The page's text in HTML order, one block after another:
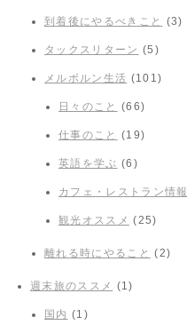
到着後にやるべきこと (3)
タックスリターン (5)
メルボルン生活 (101)
日々のこと (66)
仕事のこと (19)
英語を学ぶ (6)
カフェ・レストラン情報
観光オススメ (25)
離れる時にやること (2)
週末旅のススメ (1)
国内 (1)